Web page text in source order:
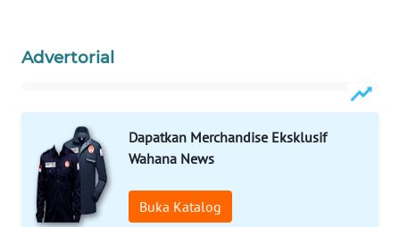
Advertorial
Dapatkan Merchandise Eksklusif
Wahana News
Buka Katalog
WAHANA
ADVOKAT
WAHANA
INFRASTRUKTUR
WAHANA
KONSUMEN